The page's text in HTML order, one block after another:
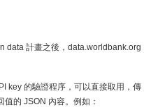
data 計畫之後，data.worldbank.org
key 的驗證程序，可以直接取用，傳
值的 JSON 內容。例如：